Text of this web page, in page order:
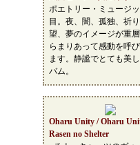
ポエトリー・ミュージ
目。夜、闇、孤独、祈
望、夢のイメージが重
らまりあって感動を呼
ます。静謐でとても美
バム。
Oharu Unity / Oharu
Rasen no Shelter